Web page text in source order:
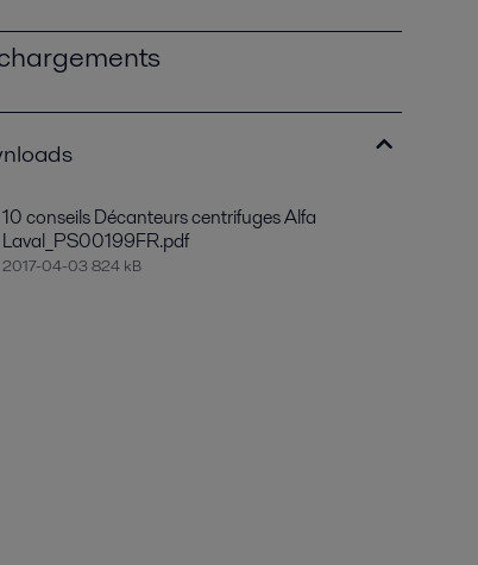
10 conseils Décanteurs centrifuges Alfa
Laval_PS00199FR.pdf
2017-04-03 824 kB